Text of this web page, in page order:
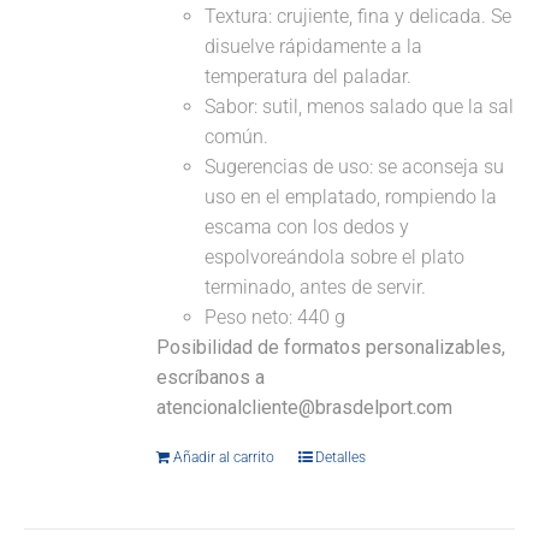
Textura: crujiente, fina y delicada. Se
disuelve rápidamente a la
temperatura del paladar.
Sabor: sutil, menos salado que la sal
común.
Sugerencias de uso: se aconseja su
uso en el emplatado, rompiendo la
escama con los dedos y
espolvoreándola sobre el plato
terminado, antes de servir.
Peso neto: 440 g
Posibilidad de formatos personalizables,
escríbanos a
atencionalcliente@brasdelport.com
Añadir al carrito Detalles